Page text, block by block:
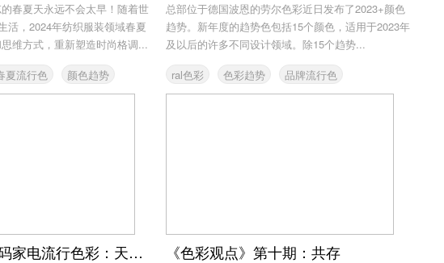
春夏天永远不会太早！随着世
活，2024年纺织服装领域春夏
维方式，重新塑造时尚格调...
夏流行色
颜色趋势
总部位于德国波恩的劳尔色彩近日发布了2023+颜色
趋势。新年度的趋势色包括15个颜色，适用于2023年
及以后的许多不同设计领域。除15个趋势...
ral色彩
色彩趋势
品牌流行色
设计趋势
2022年全球数码家电流行色彩：天际紫、悦己粉、热带蓝和石墨黑 《色彩观点》第十期：共存